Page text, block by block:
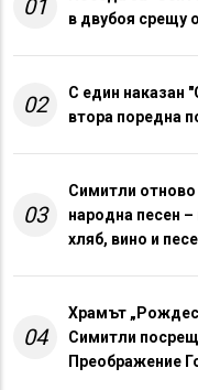
01
в двубоя срещу
02
С един наказан
втора поредна
03
Симитли
народна песен
хляб, вино и
04
Храмът
Симитли
Преображение